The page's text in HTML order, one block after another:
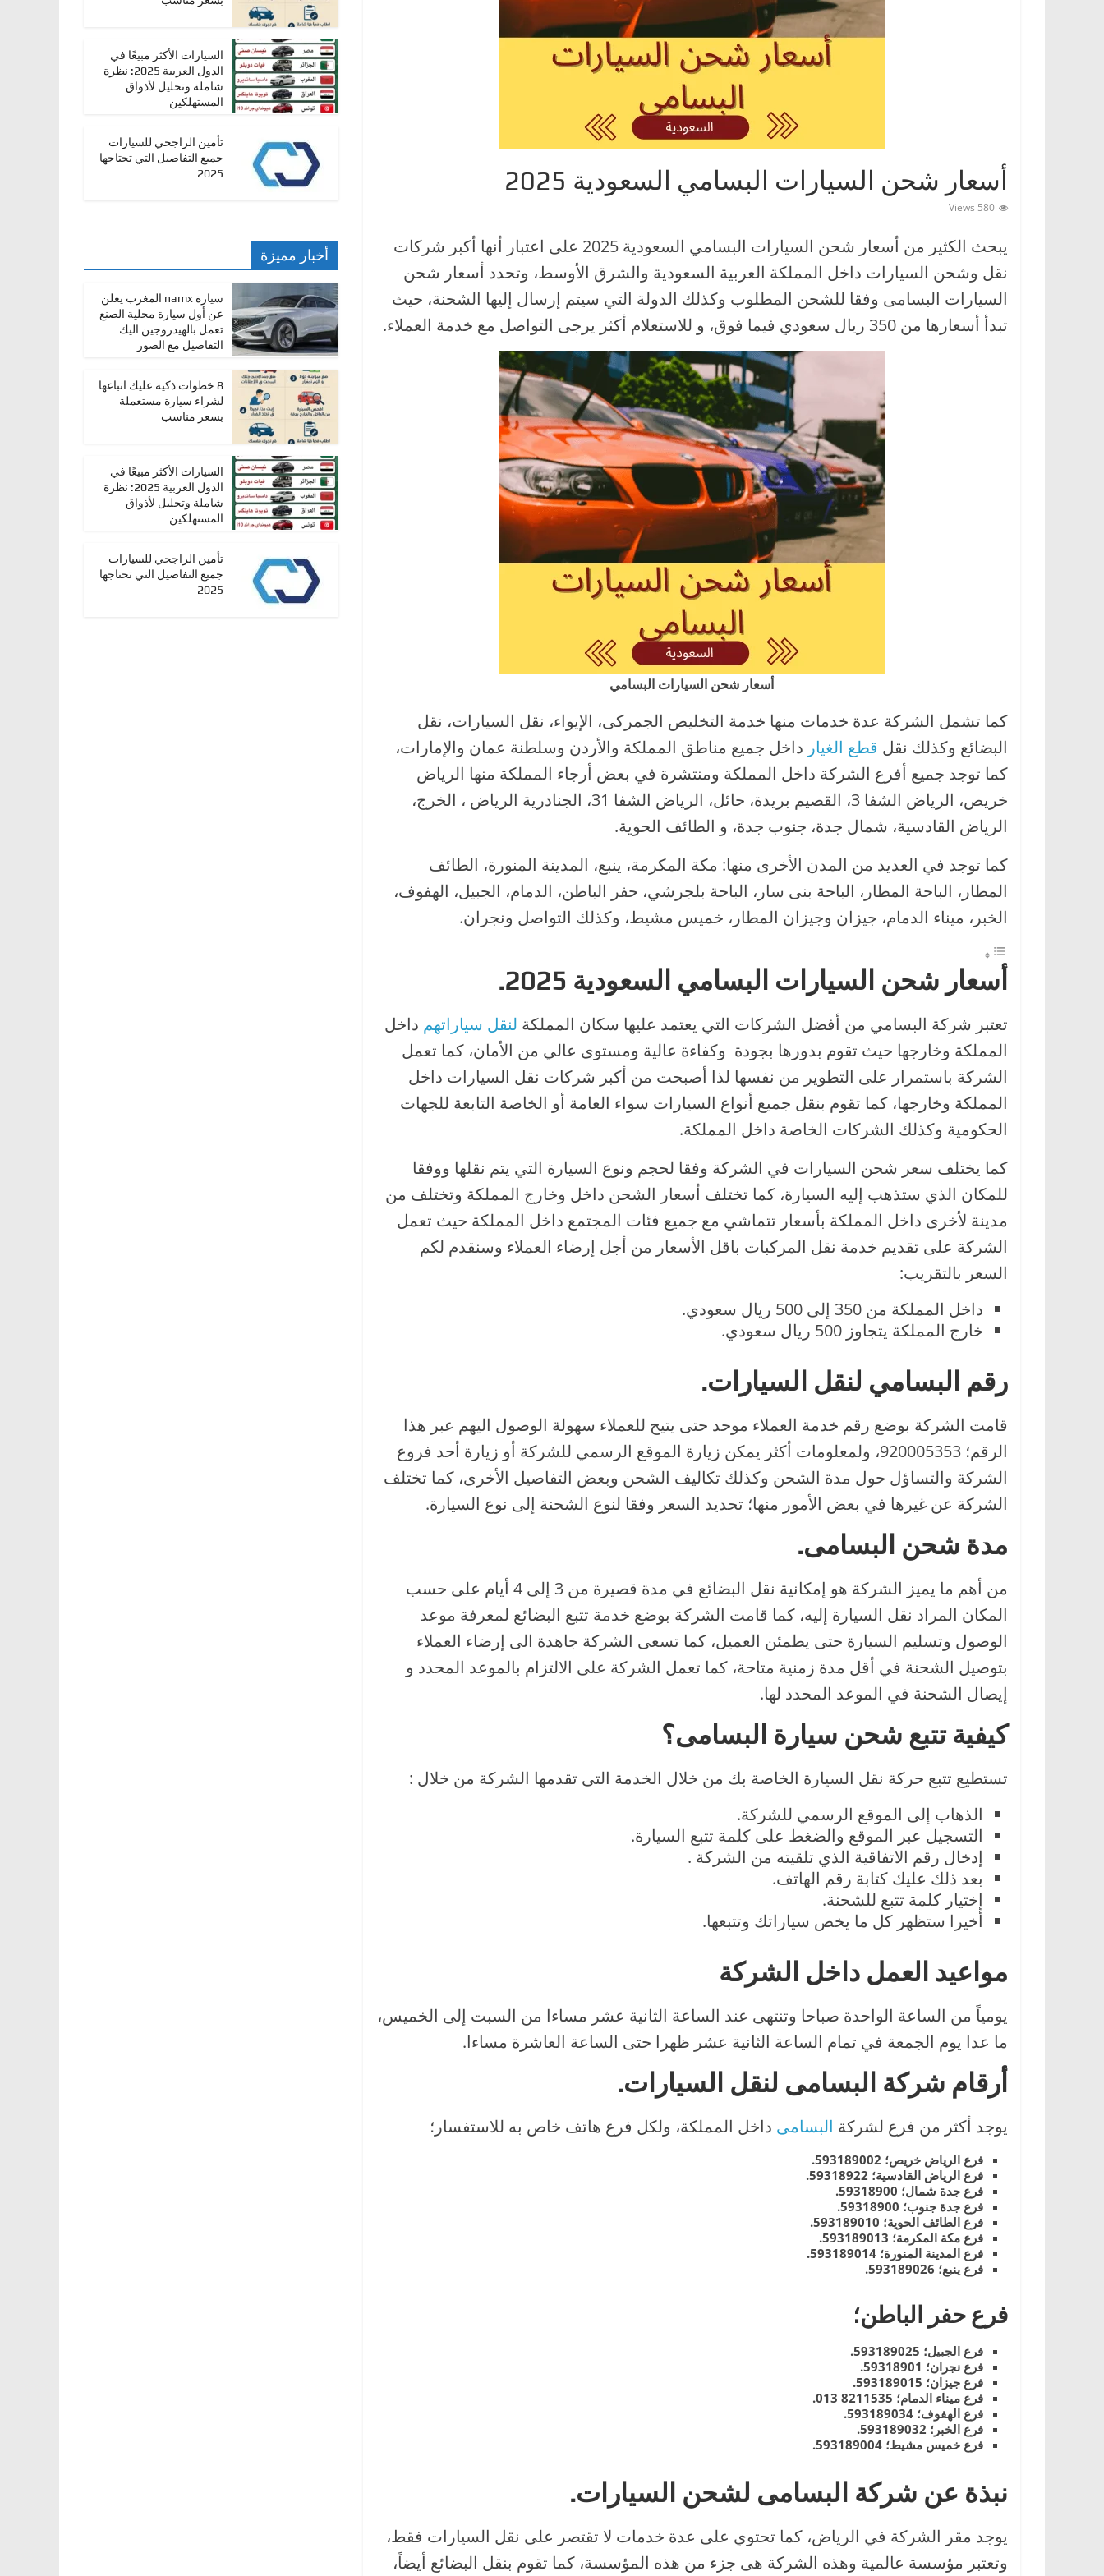
ا
ت
،
و
ا
س
ي
ا
ت
و
ت
ق
ن
ي
ا
ت
ا
ل
ي
ا
ر
ت
ا
ل
ج
د
ة
أسعار شحن السيارات البسامي السعودية 2025
580 Views
يبحث الكثير من أسعار شحن السيارات البسامي السعودية 2025 على اعتبار أنها أكبر شركات
نقل وشحن السيارات داخل المملكة العربية السعودية والشرق الأوسط، وتحدد أسعار شحن
السيارات البسامى وفقا للشحن المطلوب وكذلك الدولة التي سيتم إرسال إليها الشحنة، حيث
تبدأ أسعارها من 350 ريال سعودي فيما فوق، و للاستعلام أكثر يرجى التواصل مع خدمة العملاء.
أسعار شحن السيارات البسامي
كما تشمل الشركة عدة خدمات منها خدمة التخليص الجمركى، الإيواء، نقل السيارات، نقل
البضائع وكذلك نقل قطع الغيار داخل جميع مناطق المملكة والأردن وسلطنة عمان والإمارات،
كما توجد جميع أفرع الشركة داخل المملكة ومنتشرة في بعض أرجاء المملكة منها الرياض
خريص، الرياض الشفا 3، القصيم بريدة، حائل، الرياض الشفا 31، الجنادرية الرياض ، الخرج،
الرياض القادسية، شمال جدة، جنوب جدة، و الطائف الحوية.
كما توجد في العديد من المدن الأخرى منها: مكة المكرمة، ينبع، المدينة المنورة، الطائف
المطار، الباحة المطار، الباحة بنى سار، الباحة بلجرشي، حفر الباطن، الدمام، الجبيل، الهفوف،
الخبر، ميناء الدمام، جيزان وجيزان المطار، خميس مشيط، وكذلك التواصل ونجران.
أسعار شحن السيارات البسامي السعودية 2025.
تعتبر شركة البسامي من أفضل الشركات التي يعتمد عليها سكان المملكة لنقل سياراتهم داخل
المملكة وخارجها حيث تقوم بدورها بجودة وكفاءة عالية ومستوى عالي من الأمان، كما تعمل
الشركة باستمرار على التطوير من نفسها لذا أصبحت من أكبر شركات نقل السيارات داخل
المملكة وخارجها، كما تقوم بنقل جميع أنواع السيارات سواء العامة أو الخاصة التابعة للجهات
الحكومية وكذلك الشركات الخاصة داخل المملكة.
كما يختلف سعر شحن السيارات في الشركة وفقا لحجم ونوع السيارة التي يتم نقلها ووفقا
للمكان الذي ستذهب إليه السيارة، كما تختلف أسعار الشحن داخل وخارج المملكة وتختلف من
مدينة لأخرى داخل المملكة بأسعار تتماشي مع جميع فئات المجتمع داخل المملكة حيث تعمل
الشركة على تقديم خدمة نقل المركبات باقل الأسعار من أجل إرضاء العملاء وسنقدم لكم
السعر بالتقريب:
داخل المملكة من 350 إلى 500 ريال سعودي.
خارج المملكة يتجاوز 500 ريال سعودي.
رقم البسامي لنقل السيارات.
قامت الشركة بوضع رقم خدمة العملاء موحد حتى يتيح للعملاء سهولة الوصول اليهم عبر هذا
الرقم؛ 920005353، ولمعلومات أكثر يمكن زيارة الموقع الرسمي للشركة أو زيارة أحد فروع
الشركة والتساؤل حول مدة الشحن وكذلك تكاليف الشحن وبعض التفاصيل الأخرى، كما تختلف
الشركة عن غيرها في بعض الأمور منها؛ تحديد السعر وفقا لنوع الشحنة إلى نوع السيارة.
مدة شحن البسامى.
من أهم ما يميز الشركة هو إمكانية نقل البضائع في مدة قصيرة من 3 إلى 4 أيام على حسب
المكان المراد نقل السيارة إليه، كما قامت الشركة بوضع خدمة تتبع البضائع لمعرفة موعد
الوصول وتسليم السيارة حتى يطمئن العميل، كما تسعى الشركة جاهدة الى إرضاء العملاء
بتوصيل الشحنة في أقل مدة زمنية متاحة، كما تعمل الشركة على الالتزام بالموعد المحدد و
إيصال الشحنة في الموعد المحدد لها.
كيفية تتبع شحن سيارة البسامى؟
تستطيع تتبع حركة نقل السيارة الخاصة بك من خلال الخدمة التى تقدمها الشركة من خلال :
الذهاب إلى الموقع الرسمي للشركة.
التسجيل عبر الموقع والضغط على كلمة تتبع السيارة.
إدخال رقم الاتفاقية الذي تلقيته من الشركة .
بعد ذلك عليك كتابة رقم الهاتف.
إختيار كلمة تتبع للشحنة.
أخيرا ستظهر كل ما يخص سياراتك وتتبعها.
مواعيد العمل داخل الشركة
يومياً من الساعة الواحدة صباحا وتنتهى عند الساعة الثانية عشر مساءا من السبت إلى الخميس،
ما عدا يوم الجمعة في تمام الساعة الثانية عشر ظهرا حتى الساعة العاشرة مساءا.
أرقام شركة البسامى لنقل السيارات.
يوجد أكثر من فرع لشركة البسامى داخل المملكة، ولكل فرع هاتف خاص به للاستفسار؛
فرع الرياض خريص؛ 593189002.
فرع الرياض القادسية؛ 59318922.
فرع جدة شمال؛ 59318900.
فرع جدة جنوب؛ 59318900.
فرع الطائف الحوية؛ 593189010.
فرع مكة المكرمة؛ 593189013.
فرع المدينة المنورة؛ 593189014.
فرع ينبع؛ 593189026.
فرع حفر الباطن؛
فرع الجبيل؛ 593189025.
فرع نجران؛ 59318901.
فرع جيزان؛ 593189015.
فرع ميناء الدمام؛ 8211535 013.
فرع الهفوف؛ 593189034.
فرع الخبر؛ 593189032.
فرع خميس مشيط؛ 593189004.
نبذة عن شركة البسامى لشحن السيارات.
يوجد مقر الشركة في الرياض، كما تحتوي على عدة خدمات لا تقتصر على نقل السيارات فقط،
وتعتبر مؤسسة عالمية وهذه الشركة هى جزء من هذه المؤسسة، كما تقوم بنقل البضائع أيضاً،
السيارات الأكثر مبيعًا في
الدول العربية 2025: نظرة
شاملة وتحليل لأذواق
المستهلكين
تأمين الراجحي للسيارات
جميع التفاصيل التي تحتاجها
2025
أخبار مميزة
سيارة namx المغرب يعلن
عن أول سيارة محلية الصنع
تعمل بالهيدروجين اليك
التفاصيل مع الصور
8 خطوات ذكية عليك اتباعها
لشراء سيارة مستعملة
بسعر مناسب
السيارات الأكثر مبيعًا في
الدول العربية 2025: نظرة
شاملة وتحليل لأذواق
المستهلكين
تأمين الراجحي للسيارات
جميع التفاصيل التي تحتاجها
2025